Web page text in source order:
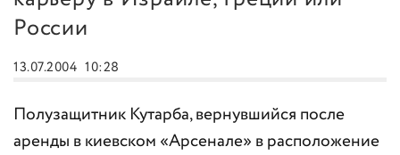
России
13.07.2004 10:28
Полузащитник Кутарба, вернувшийся после
аренды в киевском «Арсенале» в расположение